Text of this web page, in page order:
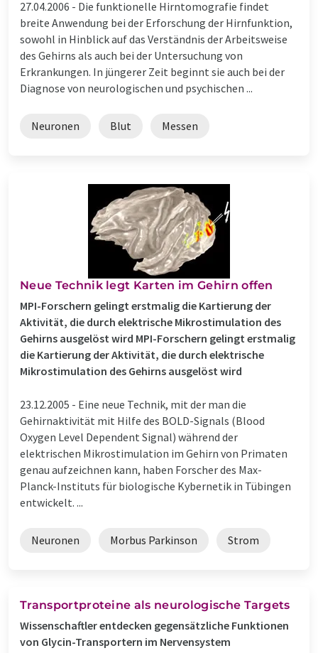
27.04.2006 - Die funktionelle Hirntomografie findet
breite Anwendung bei der Erforschung der Hirnfunktion,
sowohl in Hinblick auf das Verständnis der Arbeitsweise
des Gehirns als auch bei der Untersuchung von
Erkrankungen. In jüngerer Zeit beginnt sie auch bei der
Diagnose von neurologischen und psychischen ...
Neuronen Blut Messen
Neue Technik legt Karten im Gehirn offen
MPI-Forschern gelingt erstmalig die Kartierung der
Aktivität, die durch elektrische Mikrostimulation des
Gehirns ausgelöst wird MPI-Forschern gelingt erstmalig
die Kartierung der Aktivität, die durch elektrische
Mikrostimulation des Gehirns ausgelöst wird
23.12.2005 - Eine neue Technik, mit der man die
Gehirnaktivität mit Hilfe des BOLD-Signals (Blood
Oxygen Level Dependent Signal) während der
elektrischen Mikrostimulation im Gehirn von Primaten
genau aufzeichnen kann, haben Forscher des Max-
Planck-Instituts für biologische Kybernetik in Tübingen
entwickelt. ...
Neuronen Morbus Parkinson Strom
Transportproteine als neurologische Targets
Wissenschaftler entdecken gegensätzliche Funktionen
von Glycin-Transportern im Nervensystem